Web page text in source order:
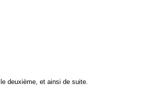
deuxième, et ainsi de suite.